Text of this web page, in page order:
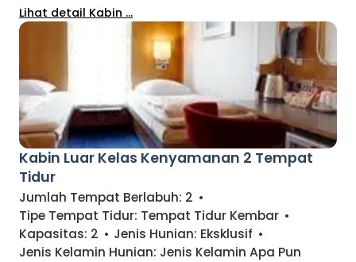
Lihat detail Kabin ...
Kabin Luar Kelas Kenyamanan 2 Tempat
Tidur
Jumlah Tempat Berlabuh: 2 •
Tipe Tempat Tidur: Tempat Tidur Kembar •
Kapasitas: 2 • Jenis Hunian: Eksklusif •
Jenis Kelamin Hunian: Jenis Kelamin Apa Pun